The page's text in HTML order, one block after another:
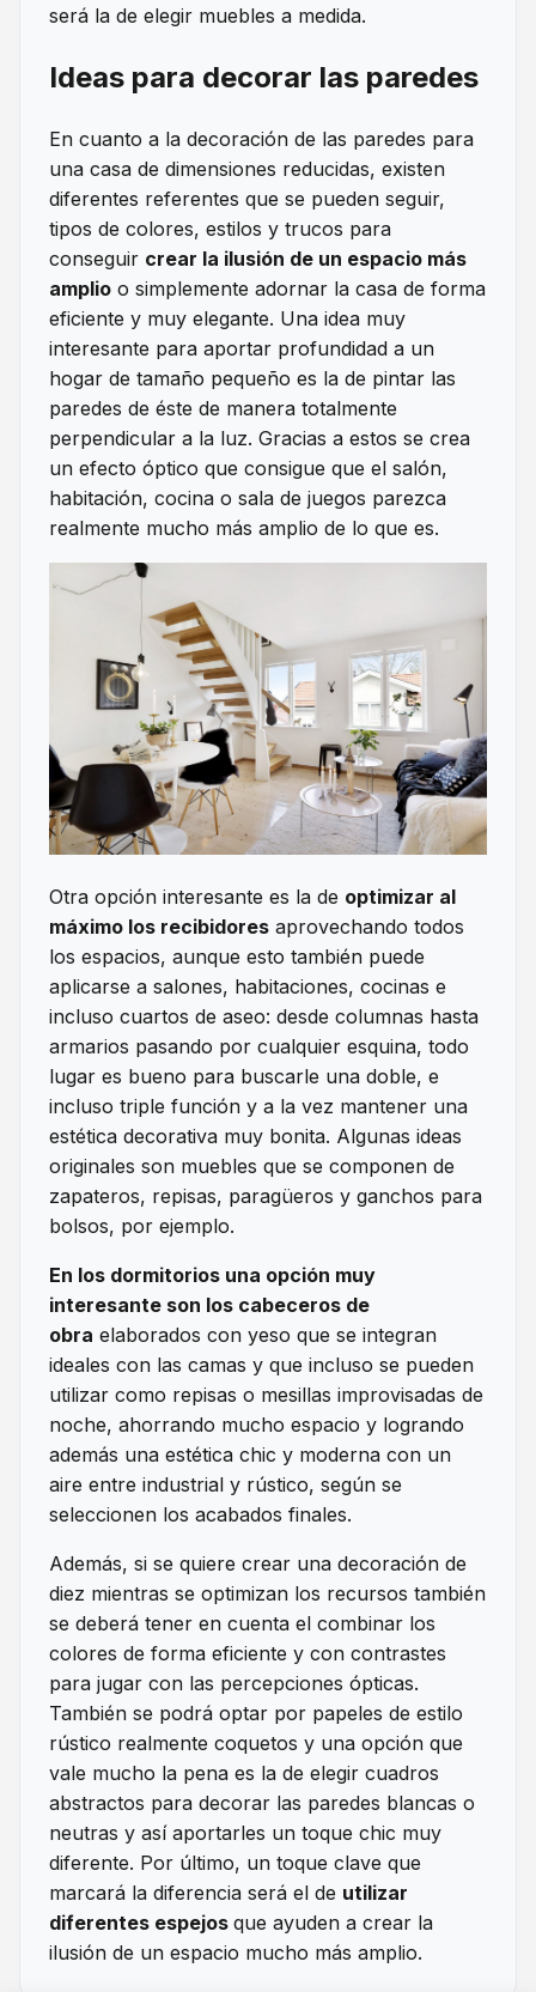
será la de elegir muebles a medida.
Ideas para decorar las paredes
En cuanto a la decoración de las paredes para
una casa de dimensiones reducidas, existen
diferentes referentes que se pueden seguir,
tipos de colores, estilos y trucos para
conseguir crear la ilusión de un espacio más
amplio o simplemente adornar la casa de forma
eficiente y muy elegante. Una idea muy
interesante para aportar profundidad a un
hogar de tamaño pequeño es la de pintar las
paredes de éste de manera totalmente
perpendicular a la luz. Gracias a estos se crea
un efecto óptico que consigue que el salón,
habitación, cocina o sala de juegos parezca
realmente mucho más amplio de lo que es.
Otra opción interesante es la de optimizar al
máximo los recibidores aprovechando todos
los espacios, aunque esto también puede
aplicarse a salones, habitaciones, cocinas e
incluso cuartos de aseo: desde columnas hasta
armarios pasando por cualquier esquina, todo
lugar es bueno para buscarle una doble, e
incluso triple función y a la vez mantener una
estética decorativa muy bonita. Algunas ideas
originales son muebles que se componen de
zapateros, repisas, paragüeros y ganchos para
bolsos, por ejemplo.
En los dormitorios una opción muy
interesante son los cabeceros de
obra elaborados con yeso que se integran
ideales con las camas y que incluso se pueden
utilizar como repisas o mesillas improvisadas de
noche, ahorrando mucho espacio y logrando
además una estética chic y moderna con un
aire entre industrial y rústico, según se
seleccionen los acabados finales.
Además, si se quiere crear una decoración de
diez mientras se optimizan los recursos también
se deberá tener en cuenta el combinar los
colores de forma eficiente y con contrastes
para jugar con las percepciones ópticas.
También se podrá optar por papeles de estilo
rústico realmente coquetos y una opción que
vale mucho la pena es la de elegir cuadros
abstractos para decorar las paredes blancas o
neutras y así aportarles un toque chic muy
diferente. Por último, un toque clave que
marcará la diferencia será el de utilizar
diferentes espejos que ayuden a crear la
ilusión de un espacio mucho más amplio.